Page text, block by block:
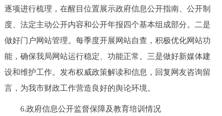
逐项进行梳理，在醒目位置展示政府信息公开指南、公开制
度、法定主动公开内容和公开年报四个基本组成部分。二是
做好门户网站管理。每季度开展网站自查，积极优化网站功
能，确保我局网站运行稳定、功能正常。三是做好新媒体建
设和维护工作。发布权威政策解读和信息，回复网友咨询留
言，为我市财政工作营造良好的舆论环境。
6.政府信息公开监督保障及教育培训情况